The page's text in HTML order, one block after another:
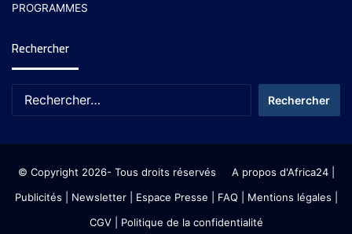
PROGRAMMES
Rechercher
© Copyright 2026- Tous droits réservés A propos d'Africa24|
Publicités
Newsletter| Espace Presse | FAQ | Mentions légales
CGV| Politique de la confidentialité